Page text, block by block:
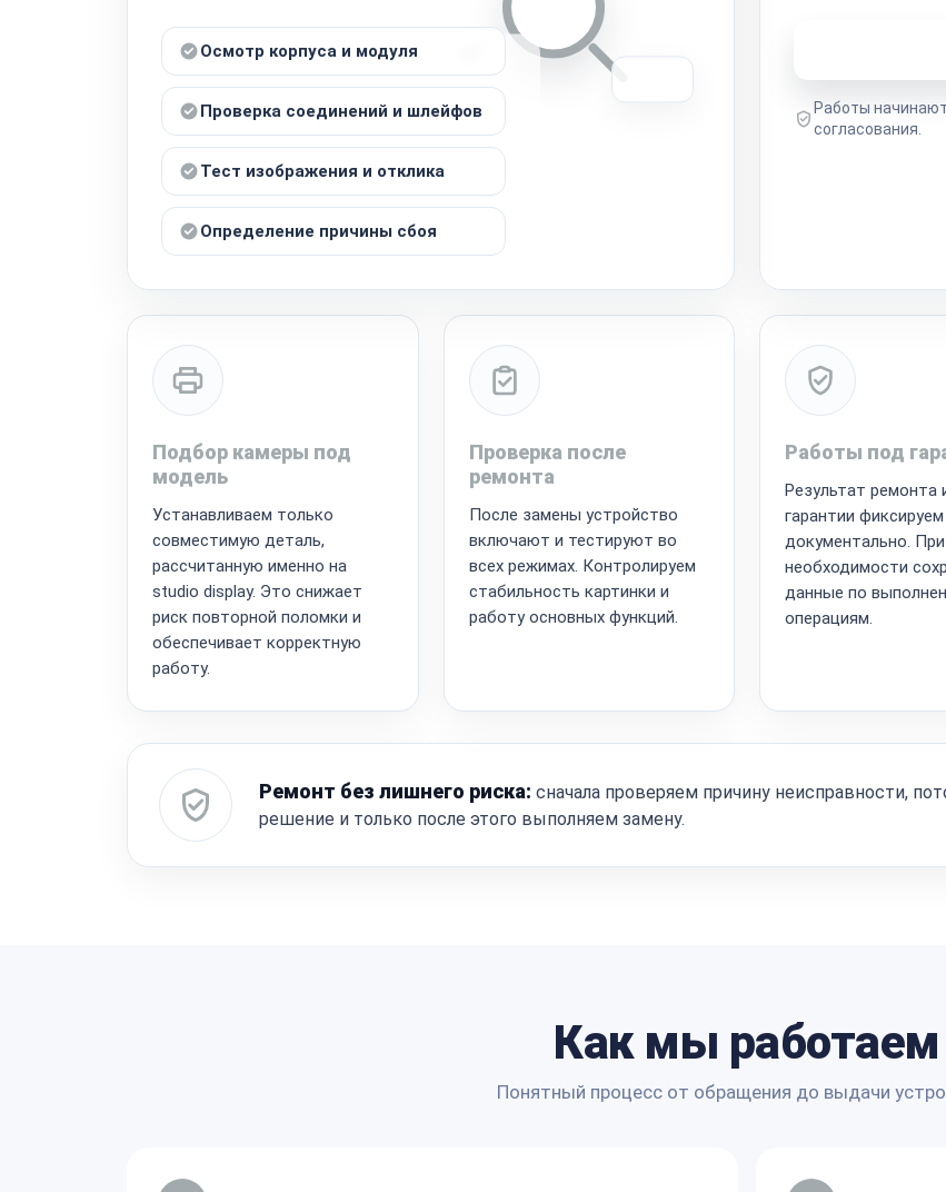
Осмотр корпуса и модуля
Проверка соединений и шлейфов
Тест изображения и отклика
Определение причины сбоя
Работы
согласования.
Подбор камеры под
модель
Устанавливаем только
совместимую деталь,
рассчитанную именно на
studio display. Это снижает
риск повторной поломки и
обеспечивает корректную
работу.
Проверка после
ремонта
После замены устройство
включают и тестируют во
всех режимах. Контролируем
стабильность картинки и
работу основных функций.
Работы под
Результат ремонта
гарантии фиксируем
документально. При
необходимости
данные по
операциям.
Ремонт без лишнего риска: сначала проверяем причину неисправности,
решение и только после этого выполняем замену.
Как мы работаем
Понятный процесс от обращения до выдачи